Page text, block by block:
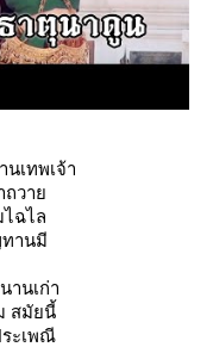
เทพเจ้า
ถวา
ฉไล
านมี
านเก่า
สมัยนี้
ระเพณี